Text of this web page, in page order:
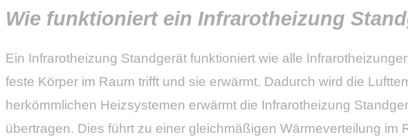
Wie funktioniert ein Infrarotheizung
Ein Infrarotheizung Standgerät funktioniert wie alle
feste Körper im Raum trifft und sie erwärmt. Dadurch wird die
herkömmlichen Heizsystemen erwärmt die Infrarotheizung
übertragen. Dies führt zu einer gleichmäßigen Wärmeverteilung